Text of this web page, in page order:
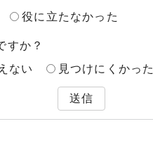
役に立たなかった
すか？
ない 見つけにくかった
送信